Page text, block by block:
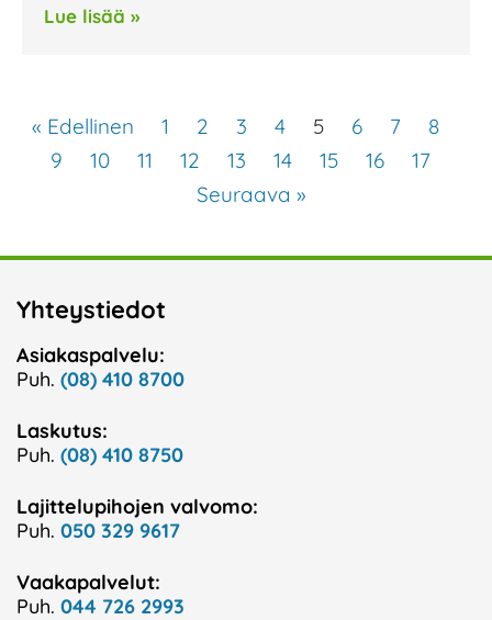
Lue lisää »
« Edellinen 1 2 3 4 5 6 7
8
9
10 11 12 13 14 15 16
17
Seuraava »
Yhteystiedot
Asiakaspalvelu:
Puh. (08) 410 8700
Laskutus:
Puh. (08) 410 8750
Lajittelupihojen valvomo:
Puh. 050 329 9617
Vaakapalvelut:
Puh. 044 726 2993